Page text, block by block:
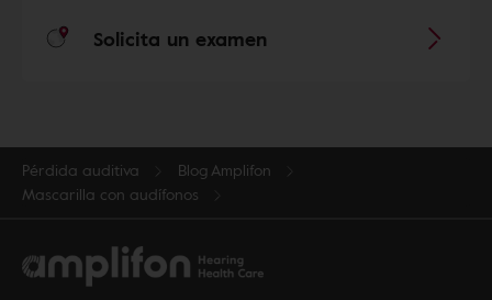
Solicita un examen
Pérdida auditiva
Blog Amplifon
Mascarilla con audífonos